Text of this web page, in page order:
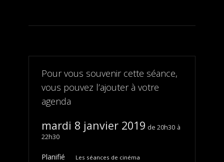
Pour vous souvenir cette séance,
vous pouvez l’ajouter à votre
agenda
mardi 8 janvier 2019
20h30
22h30
Planifié Les séances de cinéma